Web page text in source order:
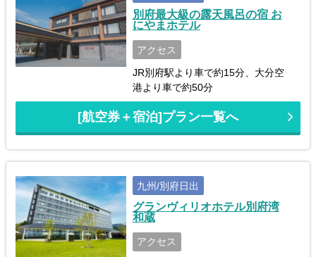
別府最大級の露天風呂の宿 お
にやまホテル
アクセス
JR別府駅より車で約15分、大分空
港より車で約50分
[航空券＋宿泊]プラン一覧へ
九州/別府日出
グランヴィリオホテル別府湾
和蔵
アクセス